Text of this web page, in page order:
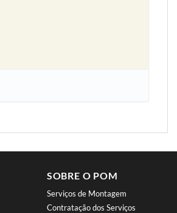
SOBRE O POM
Serviços de Montagem
Contratação dos Serviços